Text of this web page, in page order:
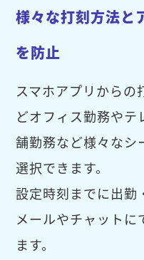
様々な打刻方法と
を防止
スマホアプリからの
どオフィス勤務や
舗勤務など様々なシ
選択できます。
設定時刻までに出勤
メールやチャットに
ます。